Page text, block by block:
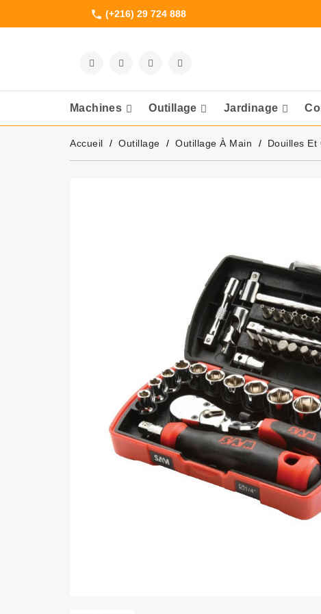
phone (+216) 29 724 888
Machines Outillage Jardinage
Accueil Outillage Outillage À Main Douilles Et